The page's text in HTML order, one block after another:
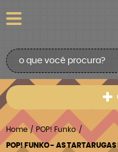
Home POP! Funko
POP! FUNKO - AS